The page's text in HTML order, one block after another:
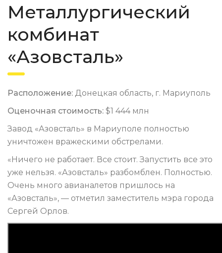
Металлургический
комбинат
«Азовсталь»
Расположение: Донецкая область, г. Мариуполь
Оценочная стоимость: $1 444 млн
Завод «Азовсталь» в Мариуполе полностью
уничтожен вражескими обстрелами.
«Ничего не работает. Все стоит. Запустить все это
уже нельзя. «Азовсталь» разбомблен. Полностью.
Очень много авианалетов пришлось на
«Азовсталь», — отметил заместитель мэра города
Сергей Орлов.